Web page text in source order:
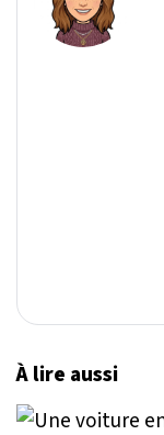
À lire aussi